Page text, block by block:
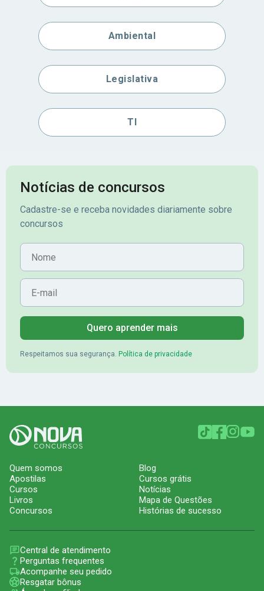
Ambiental
Legislativa
TI
Notícias de concursos
Cadastre-se e receba novidades diariamente sobre
concursos
Nome
E-mail
Quero aprender mais
Respeitamos sua segurança. Política de privacidade
Quem somos
Apostilas
Cursos
Livros
Concursos
Blog
Cursos grátis
Notícias
Mapa de Questões
Histórias de sucesso
Central de atendimento
Perguntas frequentes
Acompanhe seu pedido
Resgatar bônus